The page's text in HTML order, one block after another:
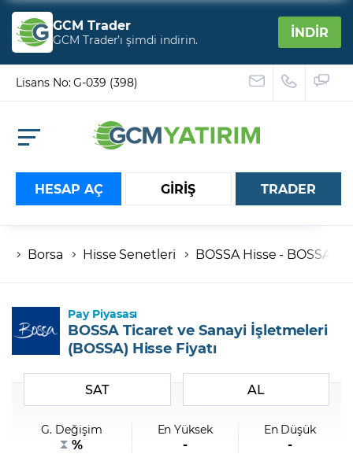
GCM Trader
GCM Trader’ı şimdi indirin. İNDİR
Lisans No: G-039 (398)
HESAP AÇ GİRİŞ
Hesap numaranız
Şifremi Unuttum
TRADER
Borsa Hisse Senetleri BOSSA Hisse - BOSSA
Pay Piyasası
BOSSA Ticaret ve Sanayi İşletmeleri
(BOSSA) Hisse Fiyatı
SAT AL
G. Değişim
%
En Yüksek
-
En Düşük
-